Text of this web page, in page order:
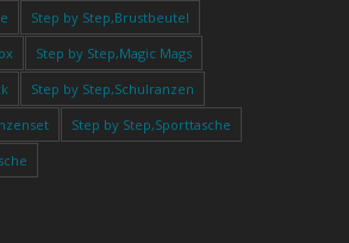
Step by Step,Brustbeutel
Step by Step,Magic Mags
Step by Step,Schulranzen
Step by Step,Sporttasche